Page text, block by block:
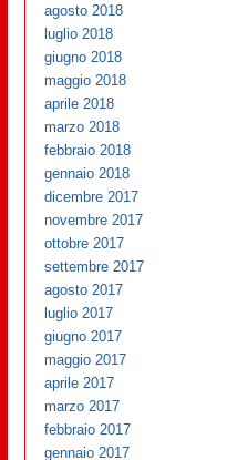
agosto 2018
luglio 2018
giugno 2018
maggio 2018
aprile 2018
marzo 2018
febbraio 2018
gennaio 2018
dicembre 2017
novembre 2017
ottobre 2017
settembre 2017
agosto 2017
luglio 2017
giugno 2017
maggio 2017
aprile 2017
marzo 2017
febbraio 2017
gennaio 2017